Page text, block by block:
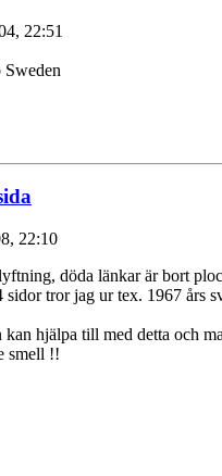
22:51
22:10
döda länkar är bort
sidor tror jag ur tex. 1967 års
kan hjälpa till med detta och
smell !!